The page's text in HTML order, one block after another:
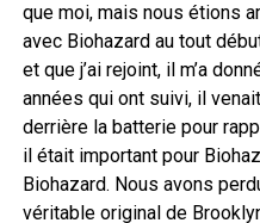
que moi, mais nous étions
avec Biohazard au tout
et que j’ai rejoint, il m’a
années qui ont suivi, il
derrière la batterie pour
il était important pour
Biohazard. Nous avons
véritable original de